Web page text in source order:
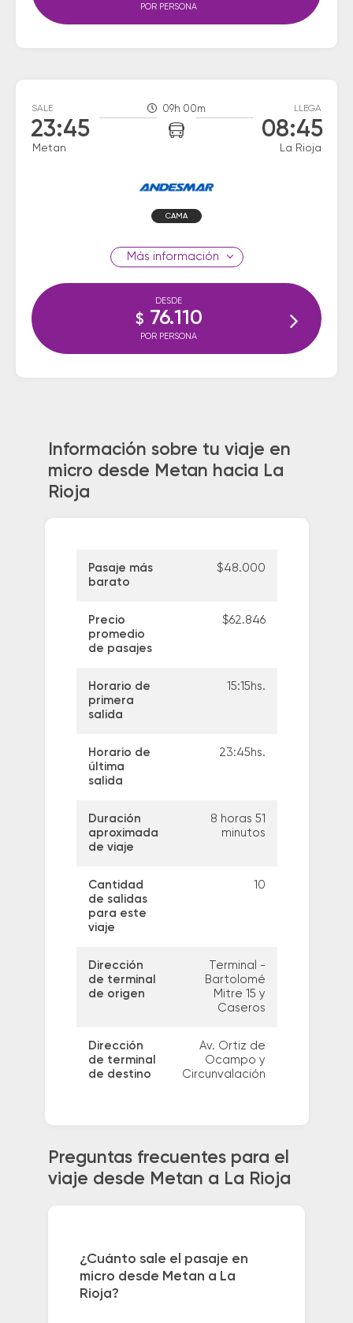
POR PERSONA
SALE
23:45
Metan
09h 00m LLEGA
08:45
La Rioja
CAMA
información
DESDE
$ 76.110
POR PERSONA
Información sobre tu viaje en
micro desde Metan hacia La
Rioja
Pasaje más
barato
$48.000
Precio
promedio
de pasajes
$62.846
Horario de
primera
salida
15:15hs.
Horario de
última
salida
23:45hs.
Duración
aproximada
de viaje
8 horas 51
minutos
Cantidad
de salidas
para este
viaje
10
Dirección
de terminal
de origen
Terminal -
Bartolomé
Mitre 15 y
Caseros
Dirección
de terminal
de destino
Av. Ortiz de
Ocampo y
Circunvalación
Preguntas frecuentes para el
viaje desde Metan a La Rioja
¿Cuánto sale el pasaje en
micro desde Metan a La
Rioja?